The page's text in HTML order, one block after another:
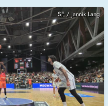
SF / Jannik Lang